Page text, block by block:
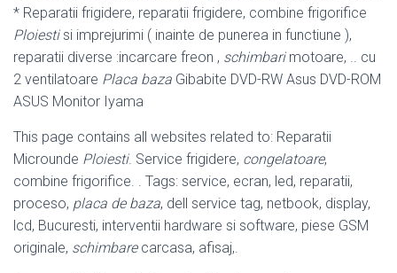
* Reparatii frigidere, reparatii frigidere, combine frigorifice
Ploiestisi imprejurimi ( inainte de punerea in functiune ),
reparatii diverse :incarcare freon , schimbarimotoare, .. cu
2 ventilatoare Placa baza Gibabite DVD-RW Asus DVD-ROM
ASUS Monitor Iyama
This page contains all websites related to: Reparatii
Microunde Ploiesti. Service frigidere, congelatoare,
combine frigorifice. . Tags: service, ecran, led, reparatii,
proceso, placa de baza, dell service tag, netbook, display,
lcd, Bucuresti, interventii hardware si software, piese GSM
originale, schimbarecarcasa, afisaj,.